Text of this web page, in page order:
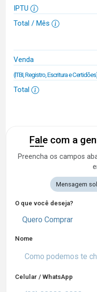
IPTU
Total / Mês
Venda
(ITBI, Registro, Escritura e
Total
Fale com a
Preencha os campos
Mensagem
O que você deseja?
Quero Comprar
Nome
Celular / WhatsApp